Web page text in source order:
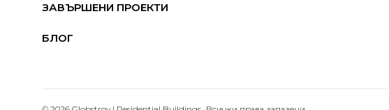
ЗАВЪРШЕНИ ПРОЕКТИ
БЛОГ